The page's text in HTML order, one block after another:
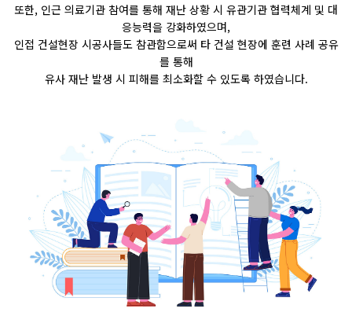
또한, 인근 의료기관 참여를 통해 재난 상황 시 유관기관 협력체계 및 대
응능력을 강화하였으며,
인접 건설현장 시공사들도 참관함으로써 타 건설 현장에 훈련 사례 공유
를 통해
유사 재난 발생 시 피해를 최소화할 수 있도록 하였습니다.